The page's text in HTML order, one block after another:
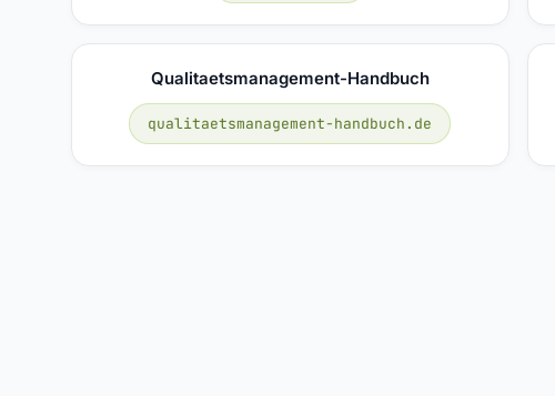
Qualitaetsmanagement-Handbuch
qualitaetsmanagement-handbuch.de